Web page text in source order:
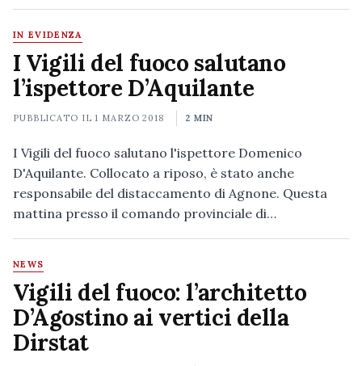
IN EVIDENZA
I Vigili del fuoco salutano
l’ispettore D’Aquilante
PUBBLICATO IL1 MARZO 2018 2 MIN
I Vigili del fuoco salutano l'ispettore Domenico
D'Aquilante. Collocato a riposo, è stato anche
responsabile del distaccamento di Agnone. Questa
mattina presso il comando provinciale di…
NEWS
Vigili del fuoco: l’architetto
D’Agostino ai vertici della
Dirstat